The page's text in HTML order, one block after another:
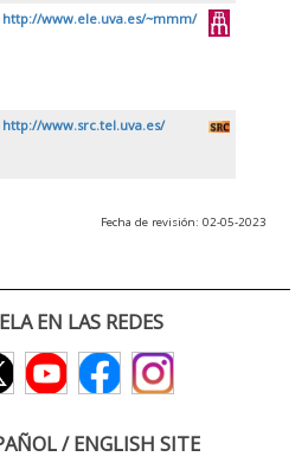
http://www.ele.uva.es/~mmm/
http://www.src.tel.uva.es/
Fecha de revisión: 02-05-2023
EN LAS REDES
/ ENGLISH SITE